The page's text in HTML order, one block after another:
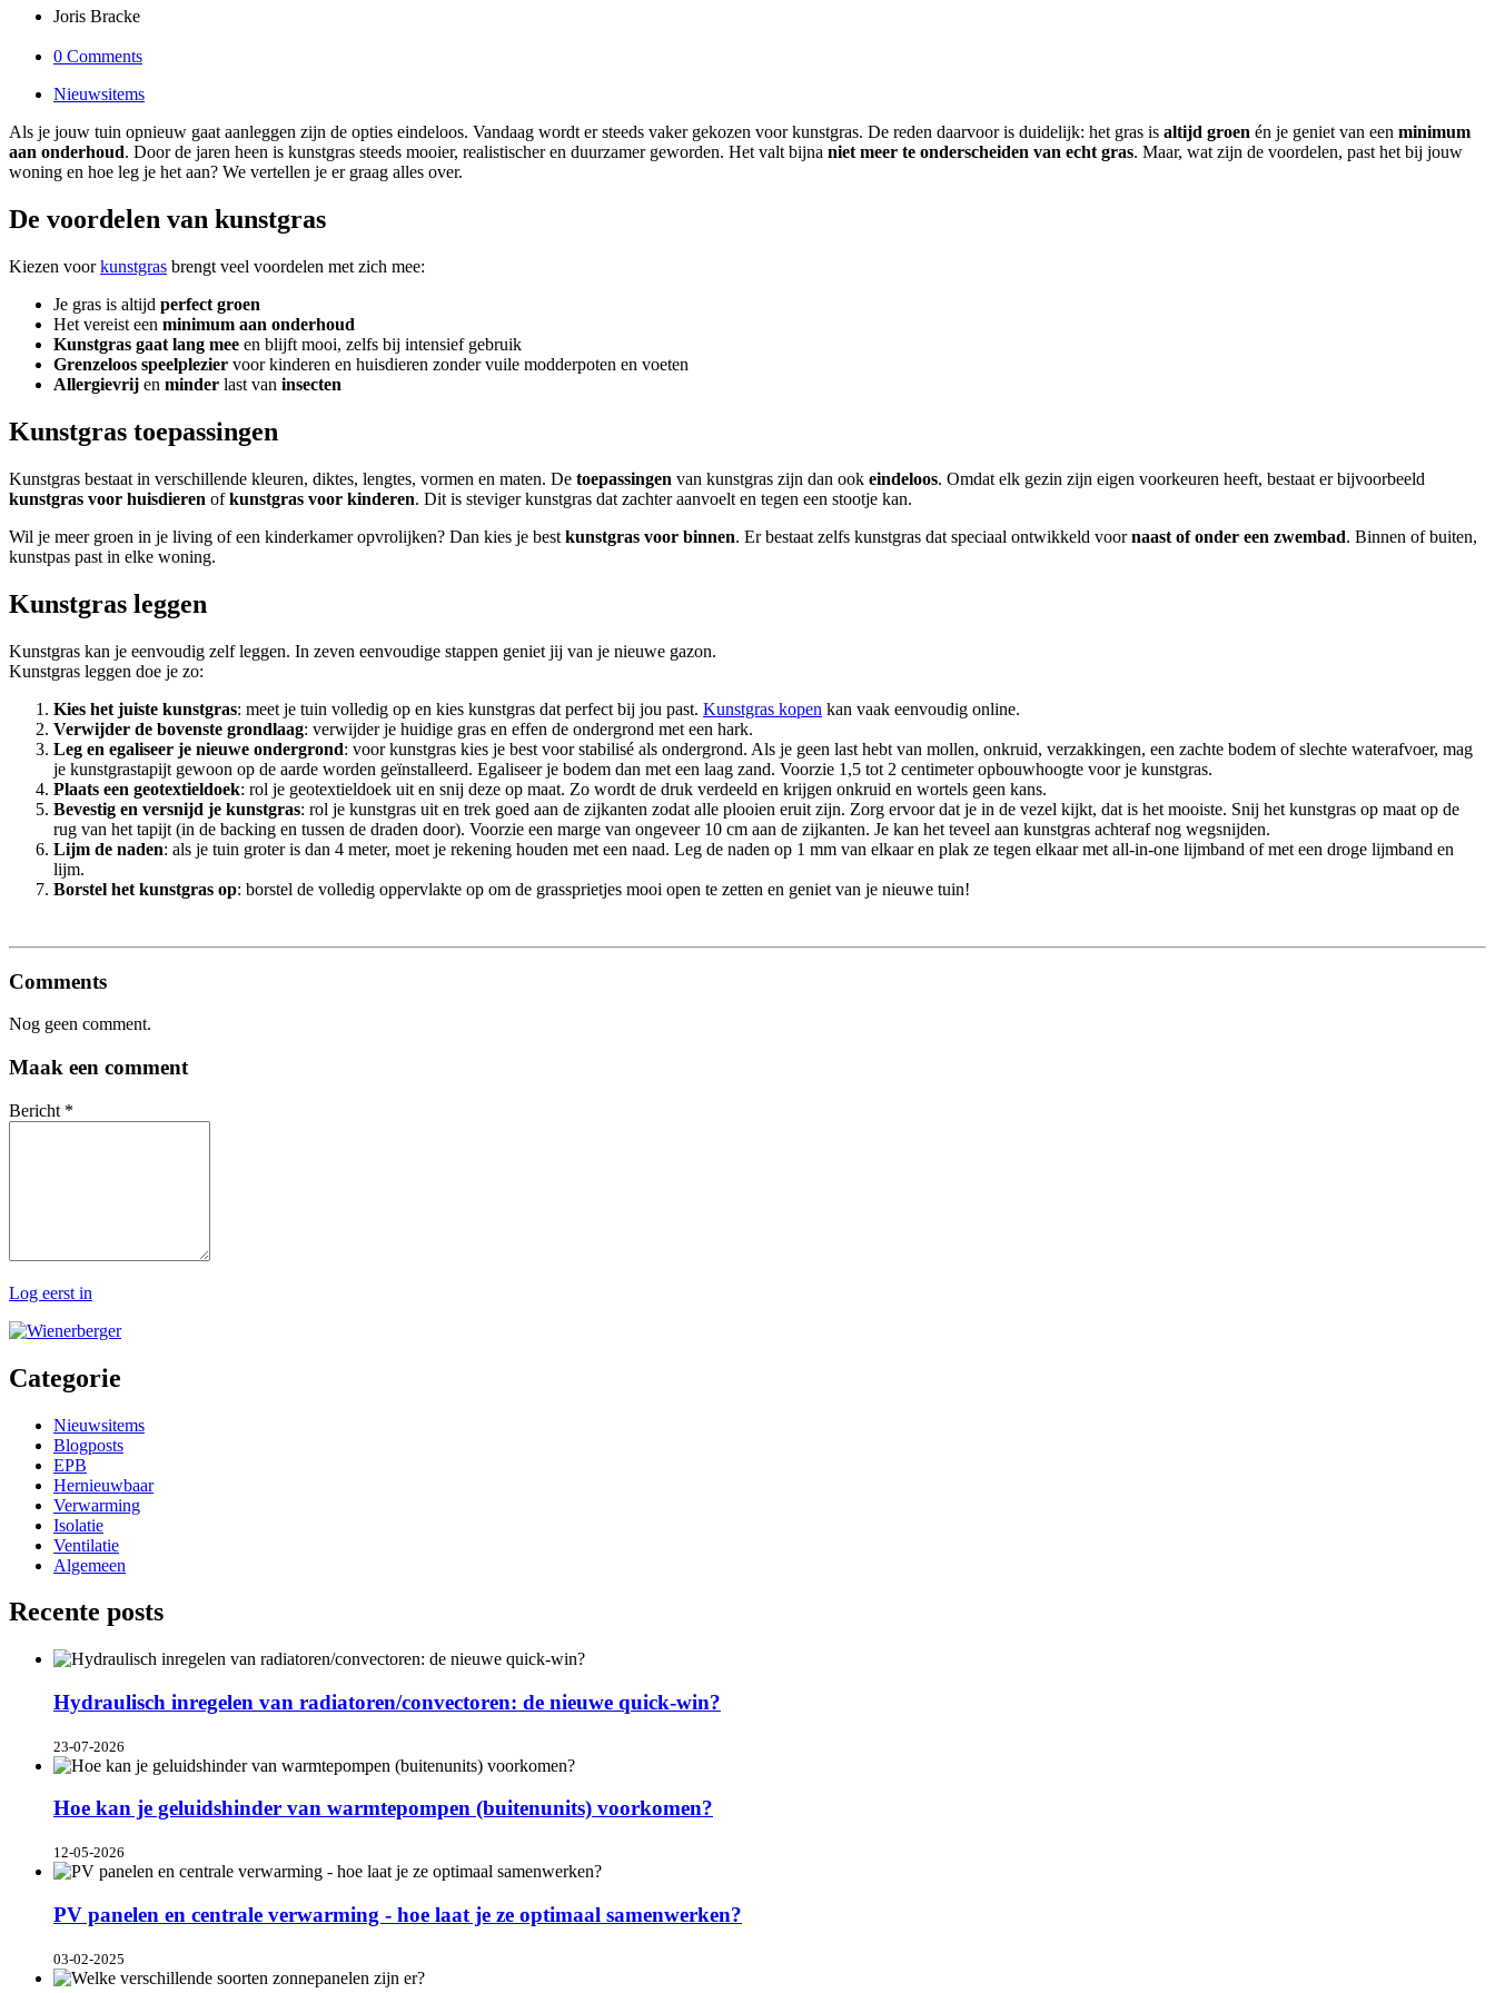
Joris Bracke
0 Comments
Nieuwsitems
Als je jouw tuin opnieuw gaat aanleggen zijn de opties eindeloos. Vandaag wordt er steeds vaker gekozen voor kunstgras. De reden daarvoor is duidelijk: het gras is altijd groen én je geniet van een minimum
aan onderhoud. Door de jaren heen is kunstgras steeds mooier, realistischer en duurzamer geworden. Het valt bijna niet meer te onderscheiden van echt gras. Maar, wat zijn de voordelen, past het bij jouw
woning en hoe leg je het aan? We vertellen je er graag alles over.
De voordelen van kunstgras
Kiezen voorkunstgras brengt veel voordelen met zich mee:
Je gras is altijd perfect groen
Het vereist een minimum aan onderhoud
Kunstgras gaat lang mee en blijft mooi, zelfs bij intensief gebruik
Grenzeloos speelplezier voor kinderen en huisdieren zonder vuile modderpoten en voeten
Allergievrij en minder last van insecten
Kunstgras toepassingen
Kunstgras bestaat in verschillende kleuren, diktes, lengtes, vormen en maten. De toepassingen van kunstgras zijn dan ook eindeloos. Omdat elk gezin zijn eigen voorkeuren heeft, bestaat er bijvoorbeeld
kunstgras voor huisdieren ofkunstgras voor kinderen. Dit is steviger kunstgras dat zachter aanvoelt en tegen een stootje kan.
Wil je meer groen in je living of een kinderkamer opvrolijken? Dan kies je best kunstgras voor binnen. Er bestaat zelfs kunstgras dat speciaal ontwikkeld voornaast of onder een zwembad. Binnen of buiten,
kunstpas past in elke woning.
Kunstgras leggen
Kunstgras kan je eenvoudig zelf leggen. In zeven eenvoudige stappen geniet jij van je nieuwe gazon.
Kunstgras leggen doe je zo:
Kies het juiste kunstgras: meet je tuin volledig op en kies kunstgras dat perfect bij jou past. Kunstgras kopen kan vaak eenvoudig online.
Verwijder de bovenste grondlaag: verwijder je huidige gras en effen de ondergrond met een hark.
Leg en egaliseer je nieuwe ondergrond: voor kunstgras kies je best voor stabilisé als ondergrond. Als je geen last hebt van mollen, onkruid, verzakkingen, een zachte bodem of slechte waterafvoer, mag
je kunstgrastapijt gewoon op de aarde worden geïnstalleerd. Egaliseer je bodem dan met een laag zand. Voorzie 1,5 tot 2 centimeter opbouwhoogte voor je kunstgras.
Plaats een geotextieldoek: rol je geotextieldoek uit en snij deze op maat. Zo wordt de druk verdeeld en krijgen onkruid en wortels geen kans.
Bevestig en versnijd je kunstgras: rol je kunstgras uit en trek goed aan de zijkanten zodat alle plooien eruit zijn. Zorg ervoor dat je in de vezel kijkt, dat is het mooiste. Snij het kunstgras op maat op de
rug van het tapijt (in de backing en tussen de draden door). Voorzie een marge van ongeveer 10 cm aan de zijkanten. Je kan het teveel aan kunstgras achteraf nog wegsnijden.
Lijm de naden: als je tuin groter is dan 4 meter, moet je rekening houden met een naad. Leg de naden op 1 mm van elkaar en plak ze tegen elkaar met all-in-one lijmband of met een droge lijmband en
lijm.
Borstel het kunstgras op: borstel de volledig oppervlakte op om de grassprietjes mooi open te zetten en geniet van je nieuwe tuin!
Comments
Nog geen comment.
Maak een comment
Bericht *
Log eerst in
Categorie
Nieuwsitems
Blogposts
EPB
Hernieuwbaar
Verwarming
Isolatie
Ventilatie
Algemeen
Recente posts
Hydraulisch inregelen van radiatoren/convectoren: de nieuwe quick-win?
23-07-2026
Hoe kan je geluidshinder van warmtepompen (buitenunits) voorkomen?
12-05-2026
PV panelen en centrale verwarming - hoe laat je ze optimaal samenwerken?
03-02-2025